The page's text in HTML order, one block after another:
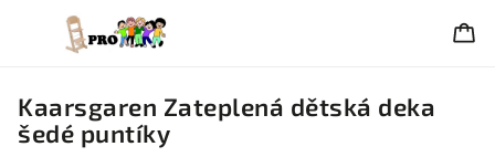
Kaarsgaren Zateplená dětská deka
šedé puntíky